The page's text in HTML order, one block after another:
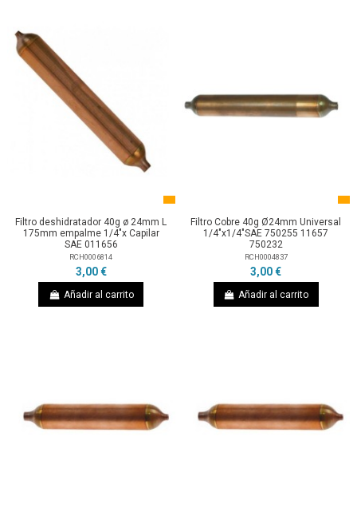
Filtro deshidratador 40g ø 24mm L
175mm empalme 1/4"x Capilar
SAE 011656
RCH0006814
3,00 €
Añadir al carrito
Filtro Cobre 40g Ø24mm Universal
1/4"x1/4"SAE 750255 11657
750232
RCH0004837
3,00 €
Añadir al carrito